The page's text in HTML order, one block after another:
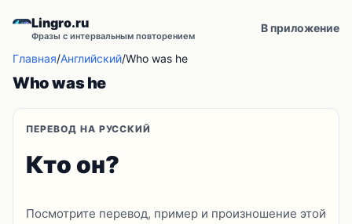
Lingro.ru
Фразы с интервальным повторением
В приложение
Главная/Английский/Who was he
Who was he
ПЕРЕВОД НА РУССКИЙ
Кто он?
Посмотрите перевод, пример и произношение этой